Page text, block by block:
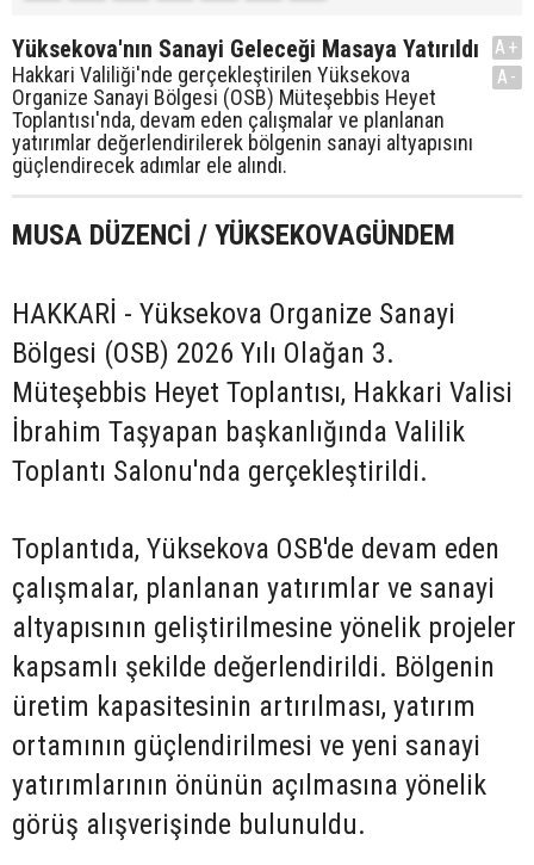
Yüksekova'nın Sanayi Geleceği Masaya Yatırıldı
Hakkari Valiliği'nde gerçekleştirilen Yüksekova
Organize Sanayi Bölgesi (OSB) Müteşebbis Heyet
Toplantısı'nda, devam eden çalışmalar ve planlanan
yatırımlar değerlendirilerek bölgenin sanayi altyapısını
güçlendirecek adımlar ele alındı.
A+
A-
MUSA DÜZENCİ / YÜKSEKOVAGÜNDEM
HAKKARİ - Yüksekova Organize Sanayi
Bölgesi (OSB) 2026 Yılı Olağan 3.
Müteşebbis Heyet Toplantısı, Hakkari Valisi
İbrahim Taşyapan başkanlığında Valilik
Toplantı Salonu'nda gerçekleştirildi.
Toplantıda, Yüksekova OSB'de devam eden
çalışmalar, planlanan yatırımlar ve sanayi
altyapısının geliştirilmesine yönelik projeler
kapsamlı şekilde değerlendirildi. Bölgenin
üretim kapasitesinin artırılması, yatırım
ortamının güçlendirilmesi ve yeni sanayi
yatırımlarının önünün açılmasına yönelik
görüş alışverişinde bulunuldu.